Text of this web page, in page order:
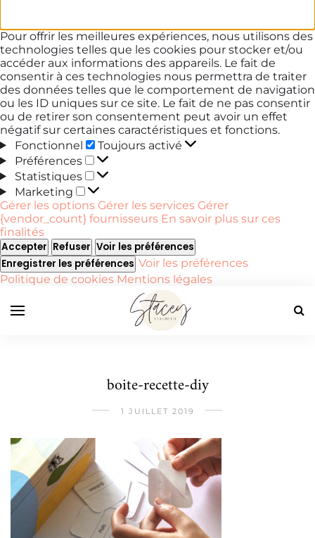
Pour offrir les meilleures expériences, nous utilisons des
technologies telles que les cookies pour stocker et/ou
accéder aux informations des appareils. Le fait de
consentir à ces technologies nous permettra de traiter
des données telles que le comportement de navigation
ou les ID uniques sur ce site. Le fait de ne pas consentir
ou de retirer son consentement peut avoir un effet
négatif sur certaines caractéristiques et fonctions.
Fonctionnel
Fonctionnel
Toujours activé
Préférences
Préférences
Statistiques
Statistiques
Marketing
Marketing
Gérer les options Gérer les services Gérer
{vendor_count} fournisseurs En savoir plus sur ces
finalités
Accepter Refuser Voir les préférences
Enregistrer les préférences Voir les préférences
Politique de cookies Mentions légales
boite-recette-diy
1 JUILLET 2019